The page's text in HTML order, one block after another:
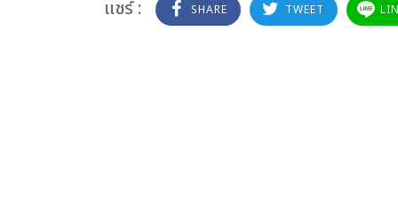
แชร์ : SHARE TWEET